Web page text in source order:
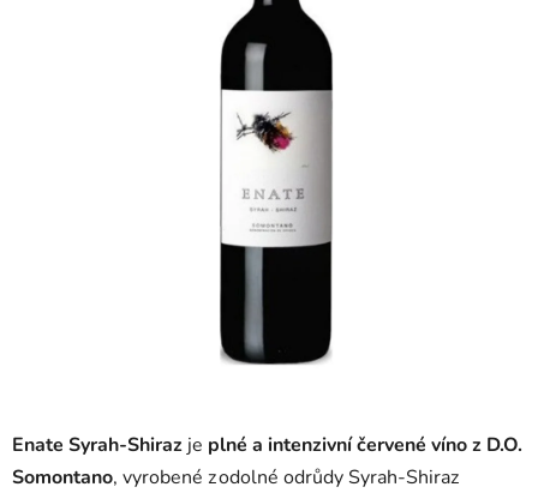
Enate Syrah‑Shiraz je plné a intenzivní červené vínoz D.O.
Somontano, vyrobené z odolné odrůdy Syrah-Shiraz